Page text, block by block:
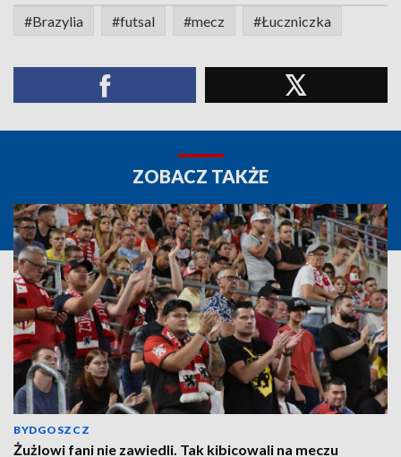
#Brazylia #futsal #mecz #Łuczniczka
ZOBACZ TAKŻE
BYDGOSZCZ
Żużlowi fani nie zawiedli. Tak kibicowali na meczu